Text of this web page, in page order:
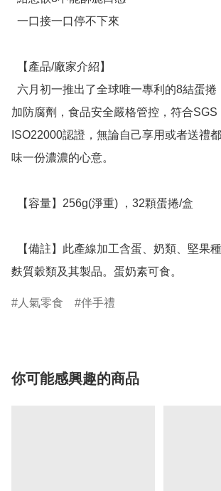
加防腐劑，食品安全嚴格管控，符合SGS
ISO22000認證，無論自己享用或者送禮
味一份濃濃的心意。
麩質穀類及其製品。蛋奶素可食。
人氣零食 伴手禮
你可能感興趣的商品